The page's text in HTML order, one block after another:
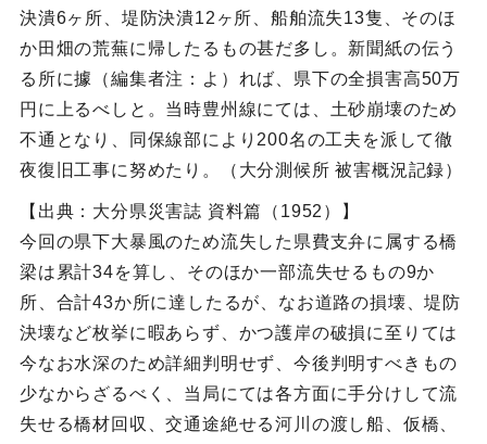
決潰6ヶ所、堤防決潰12ヶ所、船舶流失13隻、そのほ
か田畑の荒蕪に帰したるもの甚だ多し。新聞紙の伝う
る所に據（編集者注：よ）れば、県下の全損害高50万
円に上るべしと。当時豊州線にては、土砂崩壊のため
不通となり、同保線部により200名の工夫を派して徹
夜復旧工事に努めたり。（大分測候所 被害概況記録）
【出典：大分県災害誌 資料篇（1952）】
今回の県下大暴風のため流失した県費支弁に属する橋
梁は累計34を算し、そのほか一部流失せるもの9か
所、合計43か所に達したるが、なお道路の損壊、堤防
決壊など枚挙に暇あらず、かつ護岸の破損に至りては
今なお水深のため詳細判明せず、今後判明すべきもの
少なからざるべく、当局にては各方面に手分けして流
失せる橋材回収、交通途絶せる河川の渡し船、仮橋、